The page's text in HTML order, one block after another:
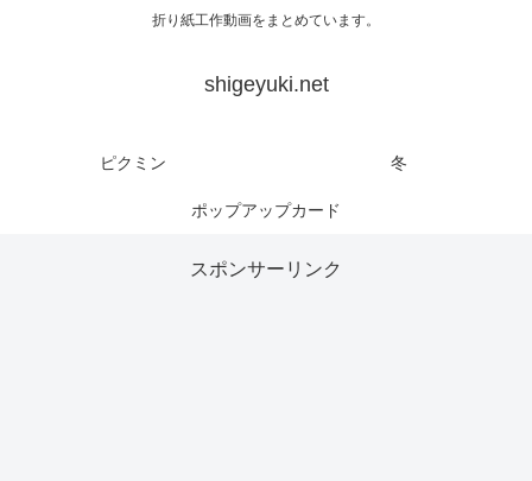
折り紙工作動画をまとめています。
shigeyuki.net
ピクミン 冬
ポップアップカード
スポンサーリンク